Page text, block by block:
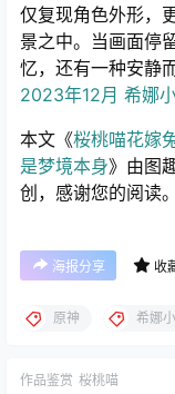
仅复现角色外形，
景之中。当画面停
忆，还有一种安静
2023年12月 希娜
本文《桜桃喵花嫁
是梦境本身》由图
创，感谢您的阅读。
海报分享 收
原神 希娜
作品鉴赏 桜桃喵